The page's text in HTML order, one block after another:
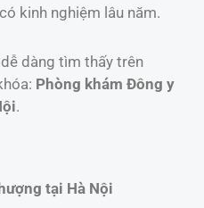
kinh nghiệm lâu năm.
dễ dàng tìm thấy trên
Phòng khám Đông y
.
tại Hà Nội